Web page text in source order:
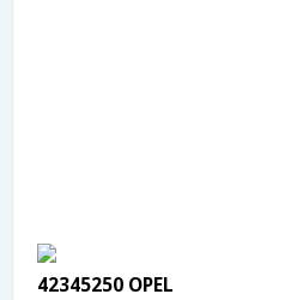
42345250 OPEL